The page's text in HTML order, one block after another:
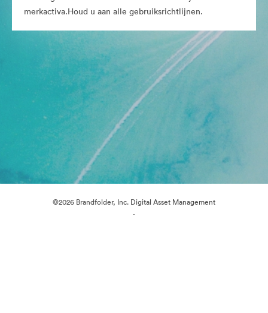
merkactiva.Houd u aan alle gebruiksrichtlijnen.
©2026 Brandfolder, Inc. Digital Asset Management
·